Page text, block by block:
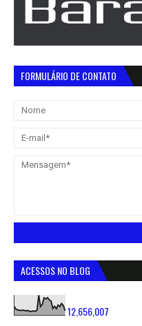
FORMULÁRIO DE CONTATO
ACESSOS NO BLOG
12,656,007